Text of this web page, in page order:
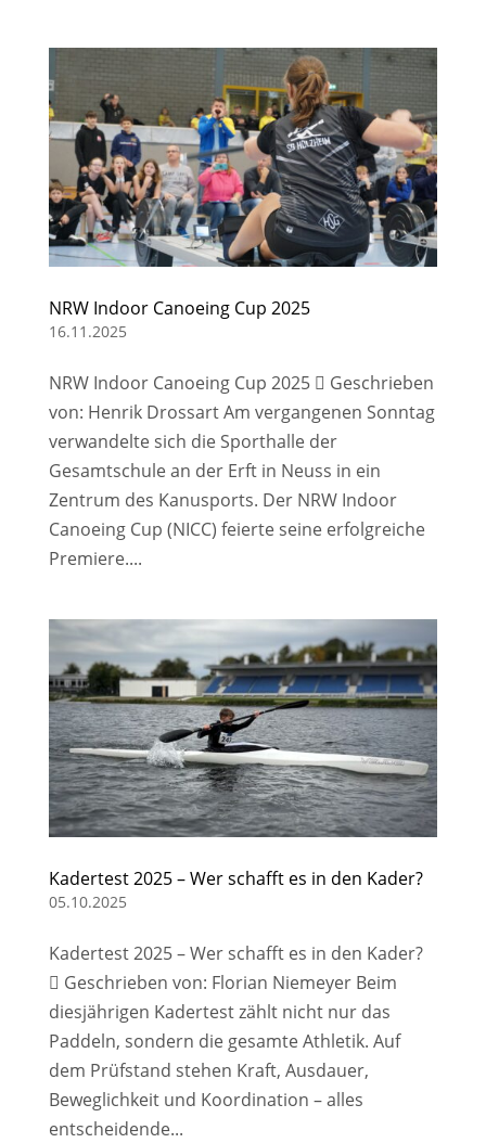
NRW Indoor Canoeing Cup 2025
16.11.2025
NRW Indoor Canoeing Cup 2025  Geschrieben
von: Henrik Drossart Am vergangenen Sonntag
verwandelte sich die Sporthalle der
Gesamtschule an der Erft in Neuss in ein
Zentrum des Kanusports. Der NRW Indoor
Canoeing Cup (NICC) feierte seine erfolgreiche
Premiere....
Kadertest 2025 – Wer schafft es in den Kader?
05.10.2025
Kadertest 2025 – Wer schafft es in den Kader?
 Geschrieben von: Florian Niemeyer Beim
diesjährigen Kadertest zählt nicht nur das
Paddeln, sondern die gesamte Athletik. Auf
dem Prüfstand stehen Kraft, Ausdauer,
Beweglichkeit und Koordination – alles
entscheidende...